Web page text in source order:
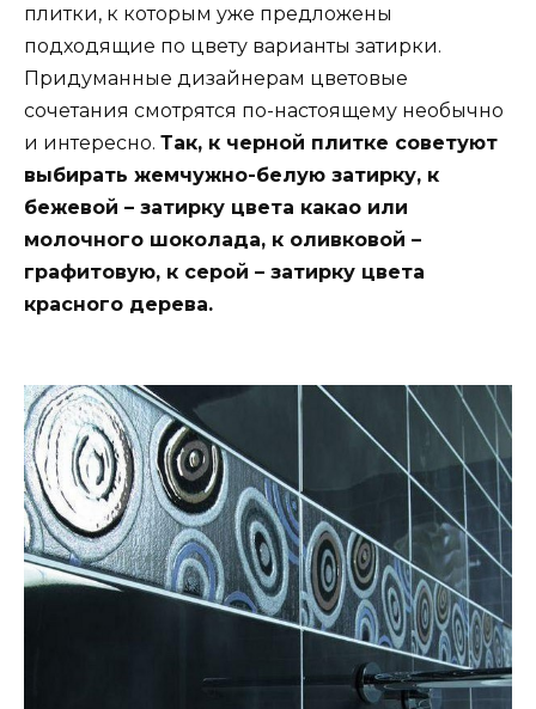
плитки, к которым уже предложены
подходящие по цвету варианты затирки.
Придуманные дизайнерам цветовые
сочетания смотрятся по-настоящему необычно
и интересно. Так, к черной плитке советуют
выбирать жемчужно-белую затирку, к
бежевой – затирку цвета какао или
молочного шоколада, к оливковой –
графитовую, к серой – затирку цвета
красного дерева.